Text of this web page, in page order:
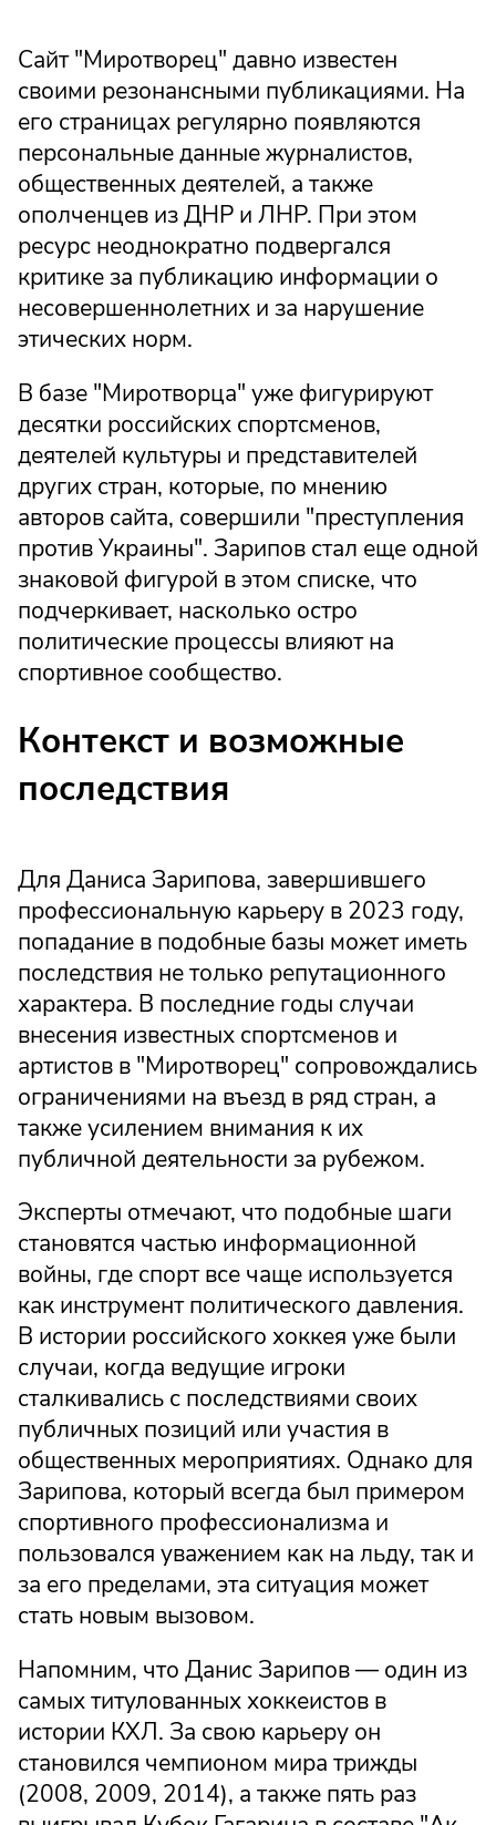
Сайт "Миротворец" давно известен
своими резонансными публикациями. На
его страницах регулярно появляются
персональные данные журналистов,
общественных деятелей, а также
ополченцев из ДНР и ЛНР. При этом
ресурс неоднократно подвергался
критике за публикацию информации о
несовершеннолетних и за нарушение
этических норм.
В базе "Миротворца" уже фигурируют
десятки российских спортсменов,
деятелей культуры и представителей
других стран, которые, по мнению
авторов сайта, совершили "преступления
против Украины". Зарипов стал еще одной
знаковой фигурой в этом списке, что
подчеркивает, насколько остро
политические процессы влияют на
спортивное сообщество.
Контекст и возможные
последствия
Для Даниса Зарипова, завершившего
профессиональную карьеру в 2023 году,
попадание в подобные базы может иметь
последствия не только репутационного
характера. В последние годы случаи
внесения известных спортсменов и
артистов в "Миротворец" сопровождались
ограничениями на въезд в ряд стран, а
также усилением внимания к их
публичной деятельности за рубежом.
Эксперты отмечают, что подобные шаги
становятся частью информационной
войны, где спорт все чаще используется
как инструмент политического давления.
В истории российского хоккея уже были
случаи, когда ведущие игроки
сталкивались с последствиями своих
публичных позиций или участия в
общественных мероприятиях. Однако для
Зарипова, который всегда был примером
спортивного профессионализма и
пользовался уважением как на льду, так и
за его пределами, эта ситуация может
стать новым вызовом.
Напомним, что Данис Зарипов — один из
самых титулованных хоккеистов в
истории КХЛ. За свою карьеру он
становился чемпионом мира трижды
(2008, 2009, 2014), а также пять раз